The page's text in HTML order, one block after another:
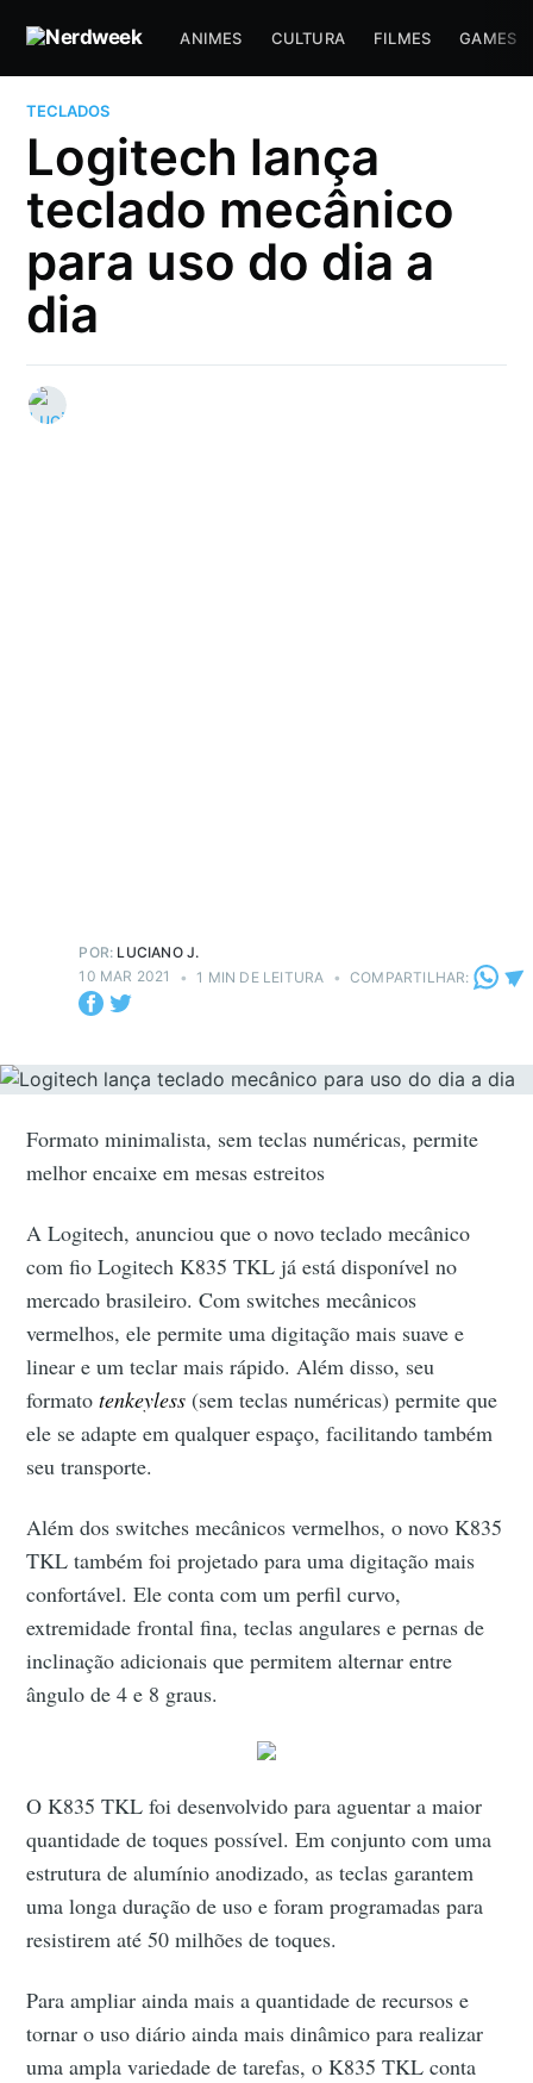
ANIMES CULTURA FILMES GAMES
TECLADOS
Logitech lança
teclado mecânico
para uso do dia a
dia
POR: LUCIANO J.
10 MAR 2021
• 1 MIN DE LEITURA • COMPARTILHAR:
Formato minimalista, sem teclas numéricas, permite
melhor encaixe em mesas estreitos
A Logitech, anunciou que o novo teclado mecânico
com fio Logitech K835 TKL já está disponível no
mercado brasileiro. Com switches mecânicos
vermelhos, ele permite uma digitação mais suave e
linear e um teclar mais rápido. Além disso, seu
formatotenkeyless (sem teclas numéricas) permite que
ele se adapte em qualquer espaço, facilitando também
seu transporte.
Além dos switches mecânicos vermelhos, o novo K835
TKL também foi projetado para uma digitação mais
confortável. Ele conta com um perfil curvo,
extremidade frontal fina, teclas angulares e pernas de
inclinação adicionais que permitem alternar entre
ângulo de 4 e 8 graus.
O K835 TKL foi desenvolvido para aguentar a maior
quantidade de toques possível. Em conjunto com uma
estrutura de alumínio anodizado, as teclas garantem
uma longa duração de uso e foram programadas para
resistirem até 50 milhões de toques.
Para ampliar ainda mais a quantidade de recursos e
tornar o uso diário ainda mais dinâmico para realizar
uma ampla variedade de tarefas, o K835 TKL conta